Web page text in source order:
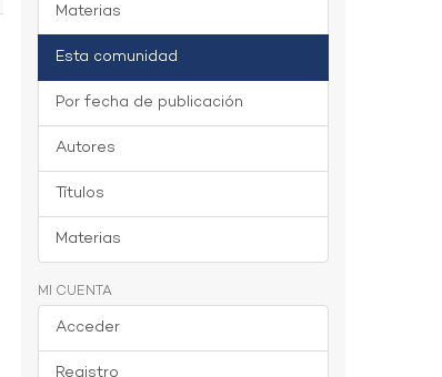
Materias
Esta comunidad
Por fecha de publicación
Autores
Títulos
Materias
MI CUENTA
Acceder